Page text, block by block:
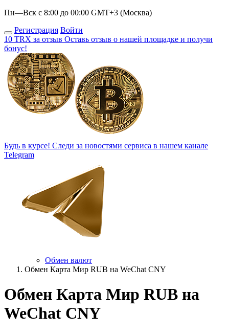
Пн—Вск с 8:00 до 00:00 GMT+3 (Москва)
Регистрация Войти
10 TRX за отзыв Оставь отзыв о нашей площадке и получи
бонус!
Будь в курсе! Следи за новостями сервиса в нашем канале
Telegram
Обмен валют
Обмен Карта Мир RUB на WeChat CNY
Обмен Карта Мир RUB на
WeChat CNY